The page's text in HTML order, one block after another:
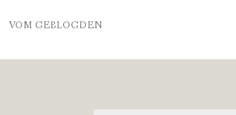
VOM GEBLOGDEN